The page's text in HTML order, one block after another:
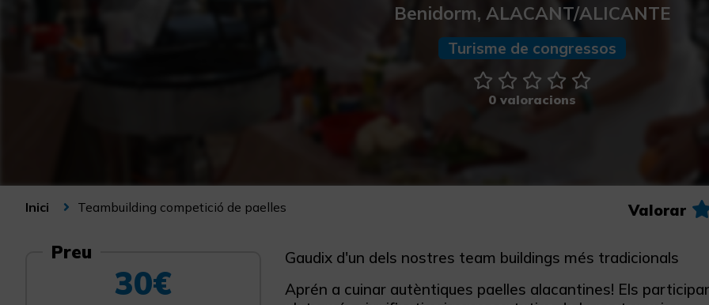
Benidorm, ALACANT/ALICANTE
Turisme de congressos
0 valoracions
Valorar
Inici Teambuilding competició de paelles
Preu
30€
Gaudix d'un dels nostres team buildings més tradicionals
Aprén a cuinar autèntiques paelles alacantines! Els